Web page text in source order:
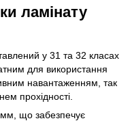
ламінату
у 31 та 32 класах
для використання
навантаженням, так
прохідності.
що забезпечує